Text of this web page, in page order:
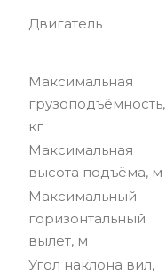
Двигатель
Максимальная
грузоподъёмность,
кг
Максимальная
высота подъёма, м
Максимальный
горизонтальный
вылет, м
Угол наклона вил,